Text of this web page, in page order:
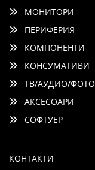
МОНИТОРИ
ПЕРИФЕРИЯ
КОМПОНЕНТИ
КОНСУМАТИВИ
ТВ/АУДИО/ФОТО
АКСЕСОАРИ
СОФТУЕР
КОНТАКТИ